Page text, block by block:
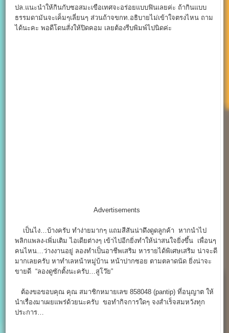
ปล.แนะนำให้กินกับซอสมะเขือเทศจะอร่อยแบบฟินเลยค่ะ ถ้ากินแบบ
ธรรมดามันจะเค็มๆเลี่ยนๆ ส่วนถ้าจขกท.อธิบายไม่เข้าใจตรงไหน ถาม
ได้นะคะ พอดีโดนสั่งให้ปิดคอม เลยต้องรีบพิมพ์ไปนิดค่ะ
Advertisements
เป็นไง…บ้างครับ ทำง่ายมากๆ แถมสีสันน่าดึงดูดลูกค้า หากนำไป
พลิกแพลง-เพิ่มเติม ไอเดียต่างๆ เข้าไปอีกยิ่งทำให้น่าสนใจยิ่งขึ้น เพื่อนๆ
คนไหน…ว่างงานอยู่ ลองทำเป็นอาชีพเสริม หารายได้พิเศษเสริม น่าจะดี
มากเลยครับ หาทำเลหน้าหมู่บ้าน หน้าปากซอย ตามตลาดนัด ยิ่งน่าจะ
ขายดี “ลองดูซักตั้งนะครับ…สูโว๊ย”
ต้องขอขอบคุณ คุณ สมาชิกหมายเลข 858048 (pantip) ที่อนุญาต ให้
นำเรื่องมาเผยแพร่ด้วยนะครับ ขอทำกิจการใดๆ จงสำเร็จสมหวังทุก
ประการ…